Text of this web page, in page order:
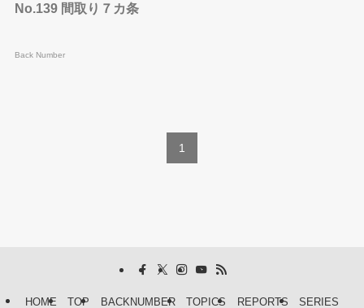
No.139 間取り７カ条
Back Number
1
HOME TOP BACKNUMBER TOPICS REPORTS SERIES